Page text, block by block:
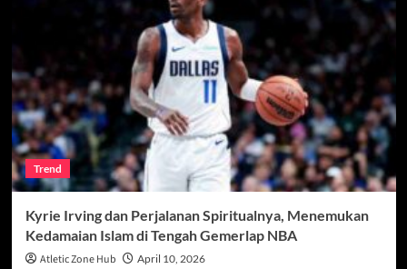
Four
Proliga
2026
Solo
Trend
Kyrie Irving dan Perjalanan Spiritualnya, Menemukan
Kedamaian Islam di Tengah Gemerlap NBA
Atletic Zone Hub April 10, 2026